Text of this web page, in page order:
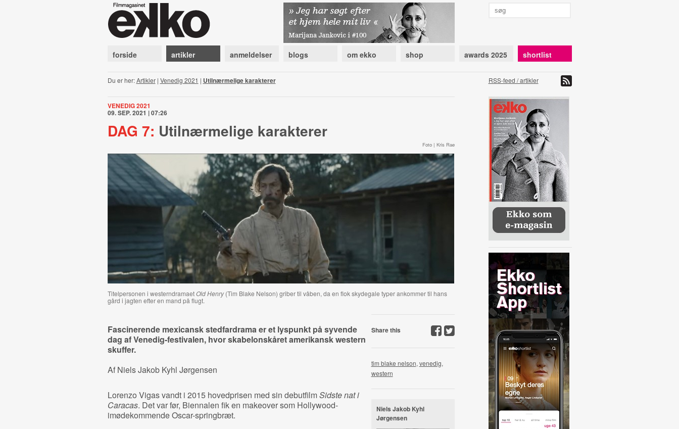
forside artikler anmeldelser blogs om ekko shop awards 2025 shortlist
Du er her:Artikler| Venedig 2021 | Utilnærmelige karakterer RSS-feed / artikler
VENEDIG 2021
09. SEP. 2021 | 07:26
DAG 7: Utilnærmelige karakterer
Foto | Kris Rae
Titelpersonen i westerndramaetOld Henry(Tim Blake Nelson) griber til våben, da en flok skydegale typer ankommer til hans
gård i jagten efter en mand på flugt.
Fascinerende mexicansk stedfardrama er et lyspunkt på syvende
dag af Venedig-festivalen, hvor skabelonskåret amerikansk western
skuffer.
Af Niels Jakob Kyhl Jørgensen
Lorenzo Vigas vandt i 2015 hovedprisen med sin debutfilmSidste nat i
Caracas. Det var før, Biennalen fik en makeover som Hollywood-
imødekommende Oscar-springbræt.
Share this
tim blake nelson, venedig,
western
Niels Jakob Kyhl
Jørgensen